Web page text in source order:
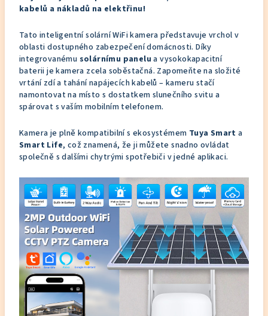
kabelů a nákladů na elektřinu!
Tato inteligentní solární WiFi kamera představuje vrchol v
oblasti dostupného zabezpečení domácnosti. Díky
integrovanému solárnímu panelu a vysokokapacitní
baterii je kamera zcela soběstačná. Zapomeňte na složité
vrtání zdí a tahání napájecích kabelů – kameru stačí
namontovat na místo s dostatkem slunečního svitu a
spárovat s vaším mobilním telefonem.
Kamera je plně kompatibilní s ekosystémem Tuya Smart a
Smart Life, což znamená, že ji můžete snadno ovládat
společně s dalšími chytrými spotřebiči v jedné aplikaci.